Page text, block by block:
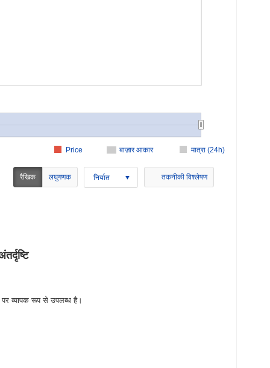
बाज़ार आकार मात्रा (24h)
Price
रैखिक लघुगणक निर्यात तकनीकी विश्लेषण
व्यापक रूप से उपलब्ध है।